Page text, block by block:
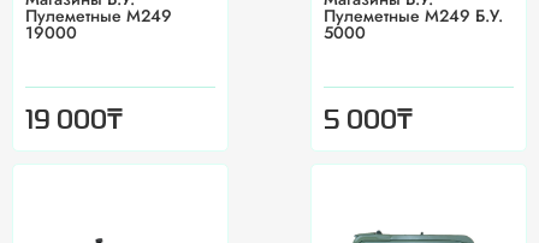
Пулеметные М249
19000
19 000₸
Пулеметные М249 Б.У.
5000
5 000₸